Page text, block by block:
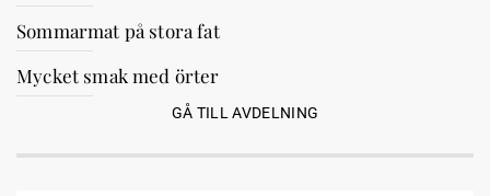
Sommarmat på stora fat
Mycket smak med örter
GÅ TILL AVDELNING